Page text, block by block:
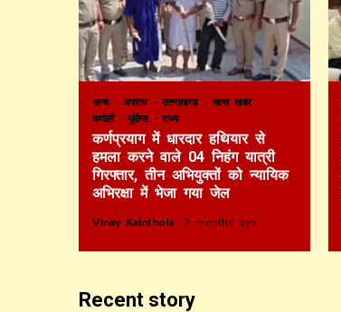
अन्य अपराध उत्तराखण्ड
खास खबर
चमोली
पुलिस राज्य
कर्णप्रयाग में धारदार हथियार से
हमला करने वाले 04 निहंग यात्री
गिरफ्तार, तीन अभियुक्तों को न्यायिक
अभिरक्षा में भेजा गया जेल
Vinay Kainthola 2 months ago
Recent story